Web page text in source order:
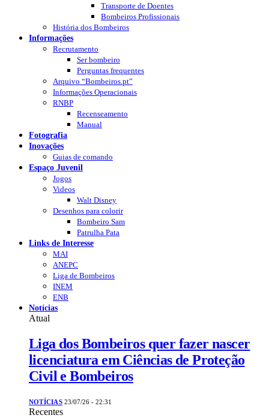
Transporte de Doentes
Bombeiros Profissionais
História dos Bombeiros
Informações
Recrutamento
Ser bombeiro
Perguntas frequentes
Arquivo “Bombeiros.pt”
Informações Operacionais
RNBP
Recenseamento
Manual
Fotografia
Inovações
Guias de comando
Espaço Juvenil
Jogos
Videos
Walt Disney
Desenhos para colorir
Bombeiro Sam
Patrulha Pata
Links de Interesse
MAI
ANEPC
Liga de Bombeiros
INEM
ENB
Notícias
Atual
Liga dos Bombeiros quer fazer nascer
licenciatura em Ciências de Proteção
Civil e Bombeiros
NOTÍCIAS 23/07/26 - 22:31
Recentes